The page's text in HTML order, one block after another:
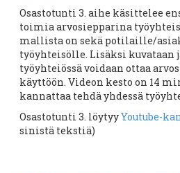
Osastotunti 3. aihe käsittelee
toimia arvosiepparina
mallista on sekä potilaille/
työyhteisölle. Lisäksi kuvataan
työyhteiössä voidaan ottaa
käyttöön. Videon kesto on 14
kannattaa tehdä yhdessä
Osastotunti 3. löytyyYoutube-
sinistä tekstiä)